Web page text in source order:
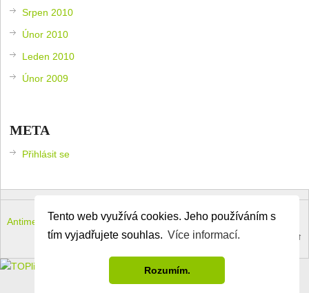
Tento web využívá cookies. Jeho používáním s
tím vyjadřujete souhlas. Více informací.
Rozumím.
Srpen 2010
Únor 2010
Leden 2010
Únor 2009
META
Přihlásit se
Antimeloun – komouši dneškaCopyright © 2026.
Theme byMyThemeShop. Back to Top ↑